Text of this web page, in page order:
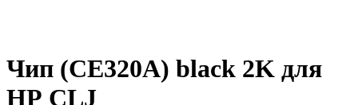
Чип (CE320A) black 2K для
HР CLJ